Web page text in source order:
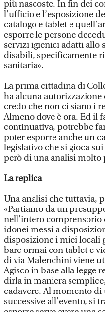
più nascoste. In fin dei
l’ufficio e l’esposizione
catalogo e tablet e
esporre le persone
servizi igienici adatti allo
disabili, specificamente
sanitaria».
La prima cittadina di
ha alcuna autorizzazione
credo che non ci siano i
Almeno dove è ora. Ed il
continuativa, potrebbe
poter esporre anche un
legislativo che si gioca
però di una analisi molto
La replica
Una analisi che tuttavia,
«Partiamo da un
nell’intero
idonei messi a
disposizione i miei locali
bare ormai con tablet e
di via Malenchini viene
Agisco in base alla legge
dirla in maniera
cadavere. Al momento di
successive all’evento, si